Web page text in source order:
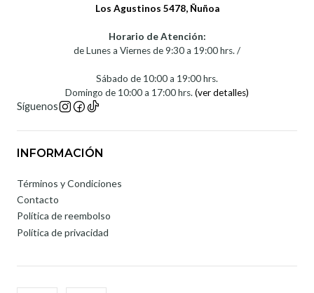
Los Agustinos 5478, Ñuñoa
Horario de Atención:
de Lunes a Viernes de 9:30 a 19:00 hrs. /
Sábado de 10:00 a 19:00 hrs.
Domingo de 10:00 a 17:00 hrs.(ver detalles)
Síguenos
INFORMACIÓN
Términos y Condiciones
Contacto
Política de reembolso
Política de privacidad